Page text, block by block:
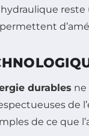
durables ne
de
de ce que